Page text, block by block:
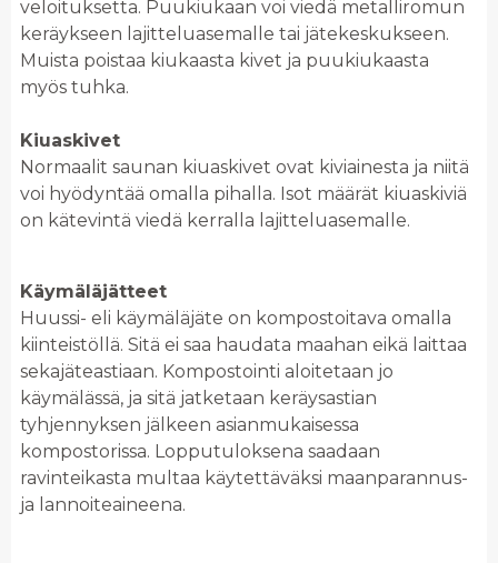
veloituksetta. Puukiukaan voi viedä metalliromun
keräykseen lajitteluasemalle tai jätekeskukseen.
Muista poistaa kiukaasta kivet ja puukiukaasta
myös tuhka.
Kiuaskivet
Normaalit saunan kiuaskivet ovat kiviainesta ja niitä
voi hyödyntää omalla pihalla. Isot määrät kiuaskiviä
on kätevintä viedä kerralla lajitteluasemalle.
Käymäläjätteet
Huussi- eli käymäläjäte on kompostoitava omalla
kiinteistöllä. Sitä ei saa haudata maahan eikä laittaa
sekajäteastiaan. Kompostointi aloitetaan jo
käymälässä, ja sitä jatketaan keräysastian
tyhjennyksen jälkeen asianmukaisessa
kompostorissa. Lopputuloksena saadaan
ravinteikasta multaa käytettäväksi maanparannus-
ja lannoiteaineena.